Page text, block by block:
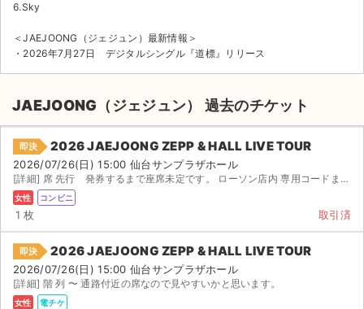
6.Sky
＜JAEJOONG（ジェジュン）最新情報＞
・2026年7月27日 デジタルシングル『道標』リリース
JAEJOONG（ジェジュン） 過去のチケット
即決 2026 JAEJOONG ZEPP & HALL LIVE TOUR
2026/07/26(日) 15:00 仙台サンプラザホール
[詳細] 席 先行 発券するまで座席未定です。 ローソン店内 専用コードまたは...
女性 コンビニ
1 枚 取引済
即決 2026 JAEJOONG ZEPP & HALL LIVE TOUR
2026/07/26(日) 15:00 仙台サンプラザホール
[詳細] 階 列 〜 通路付近の席なので見やすいかと思います。
女性 電チケ